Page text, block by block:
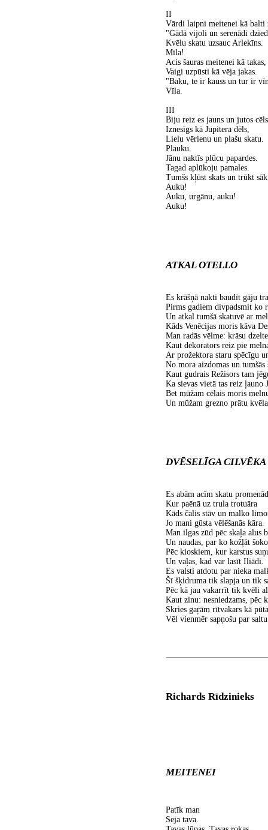
II
Vārdi laipni meitenei kā balti
"Gādā vijoli un serenādi
Kvēlu skatu uzsauc Arlekīns.
Mīla!
Acis šauras meitenei kā takas,
Vaigi uzpūsti kā vēja jakas.
"Baku, te ir kauss un tur ir
Vīla.
III
Biju reiz es jauns un jutos
Iznesīgs kā Jupitera dēls,
Lielu vērienu un plašu skatu.
Plauku.
Jānu naktīs plūcu papardes.
Tagad aplūkoju pamales.
Tumšs kļūst skats un trūkt
Auku!
Auku, urgānu, auku!
Auku!
ATKAL OTELLO
Es krāšņā naktī baudīt gāju
Pirms gadiem divpadsmit ko
Un atkal tumšā skatuvē ar
Kāds Venēcijas moris kāva
Man radās vēlme: krāsu
Kaut dekorators reiz pie
Ar prožektora staru spēcīgu
No mora aizdomas un tumšās
Kaut gudrais Režisors tam
Ka sievas vietā tas reiz ļauno
Bet mūžam cēlais moris
Un mūžam grezno prātu kvēla
DVĒSELĪGA
Es abām acīm skatu
Kur paēnā uz trula trotuāra
Kāds čalis stāv un malko
Jo mani gūsta vēlēšanās kāra.
Man ilgas zūd pēc skaļa alus
Un naudas, par ko kožļāt
Pēc kioskiem, kur karstus
Un vaļas, kad var lasīt Iliādi.
Es valsti atdotu par nieka
Šī šķidruma tik slapja un tik
Pēc kā jau vakarrīt tik kvēli
Kaut zinu: nesniedzams, pēc
Skries gaŗām rītvakars kā
Vēl vienmēr sapņošu par
Richards Rīdzinieks
MEITENEI
Patīk man
Seja tava.